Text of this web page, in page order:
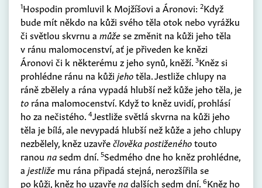
1Hospodin promluvil k Mojžíšovi a Áronovi: 2Když
bude mít někdo na kůži svého těla otok nebo vyrážku
či světlou skvrnu a můžese změnit na kůži jeho těla
v ránu malomocenství, ať je přiveden ke knězi
Áronovi či k některému z jeho synů, kněží. 3Kněz si
prohlédne ránu na kůži jehotěla. Jestliže chlupy na
ráně zbělely a rána vypadá hlubší než kůže jeho těla, je
to rána malomocenství. Když to kněz uvidí, prohlásí
ho za nečistého. 4Jestliže světlá skvrna na kůži jeho
těla je bílá, ale nevypadá hlubší než kůže a jeho chlupy
nezbělely, kněz uzavřečlověka postiženéhotouto
ranou nasedm dní. 5Sedmého dne ho kněz prohlédne,
a jestliže mu rána připadá stejná, nerozšířila se
po kůži, kněz ho uzavřenadalších sedm dní. 6Kněz ho